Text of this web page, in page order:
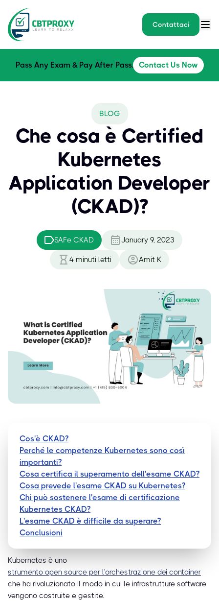
Contattaci
Pass Any Exam & Pay After Pass. Contact Us Now
BLOG
Che cosa è Certified
Kubernetes
Application Developer
(CKAD)?
SAFe CKAD January 9, 2023
4 minuti letti Amit K
Cos'è CKAD?
Perché le competenze Kubernetes sono così
importanti?
Cosa certifica il superamento dell'esame CKAD?
Cosa prevede l'esame CKAD su Kubernetes?
Chi può sostenere l'esame di certificazione
Kubernetes CKAD?
L'esame CKAD è difficile da superare?
Conclusioni
Kubernetes è uno
strumento open source per l'orchestrazione dei container
che ha rivoluzionato il modo in cui le infrastrutture software
vengono costruite e gestite.